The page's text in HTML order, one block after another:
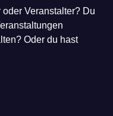
Veranstalter? Du
Oder du hast